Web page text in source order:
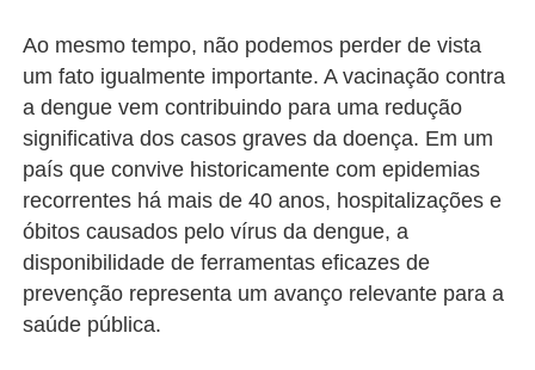
Ao mesmo tempo, não podemos perder de vista
um fato igualmente importante. A vacinação contra
a dengue vem contribuindo para uma redução
significativa dos casos graves da doença. Em um
país que convive historicamente com epidemias
recorrentes há mais de 40 anos, hospitalizações e
óbitos causados pelo vírus da dengue, a
disponibilidade de ferramentas eficazes de
prevenção representa um avanço relevante para a
saúde pública.